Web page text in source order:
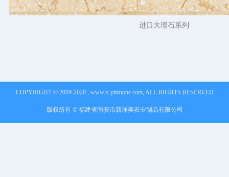
进口大理石系列
COPYRIGHT © 2019-2020 , www.x-ymstone.com, ALL RIGHTS RESERVED
版权所有 © 福建省南安市新洋美石业制品有限公司